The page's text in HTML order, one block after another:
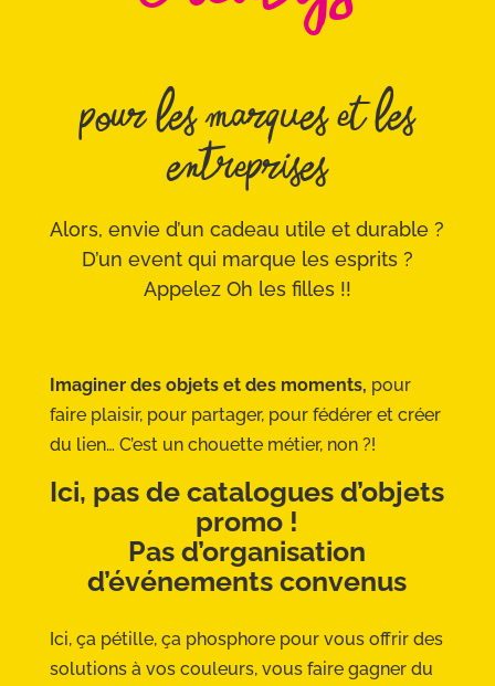
pour les marques et les
entreprises
Alors, envie d’un cadeau utile et durable ?
D’un event qui marque les esprits ?
Appelez Oh les filles !!
Imaginer des objets et des moments, pour
faire plaisir, pour partager, pour fédérer et créer
du lien… C’est un chouette métier, non ?!
Ici, pas de catalogues d’objets
promo !
Pas d’organisation
d’événements convenus
Ici, ça pétille, ça phosphore pour vous offrir des
solutions à vos couleurs, vous faire gagner du